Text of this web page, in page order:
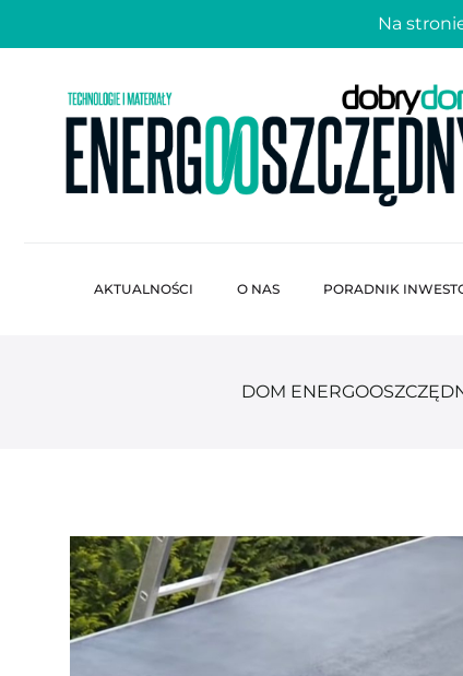
Na
AKTUALNOŚCI O NAS PORADNIK
DOM